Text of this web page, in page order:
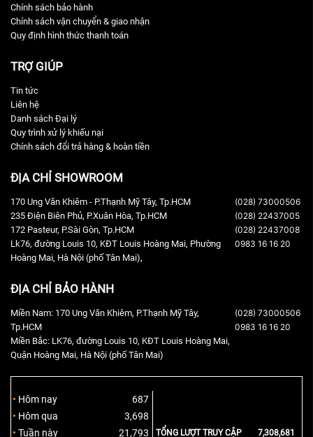
Chính sách bảo hành
Chính sách vận chuyển & giao nhận
Quy định hình thức thanh toán
TRỢ GIÚP
Tin tức
Liên hệ
Danh sách Đại lý
Quy trình xử lý khiếu nại
Chính sách đổi trả hàng & hoàn tiền
ĐỊA CHỈ SHOWROOM
170 Ung Văn Khiêm - P.Thạnh Mỹ Tây, Tp.HCM
235 Điện Biên Phủ, P.Xuân Hòa, Tp.HCM
172 Pasteur, P.Sài Gòn, Tp.HCM
Lk76, đường Louis 10, KĐT Louis Hoàng Mai, Phường
Hoàng Mai, Hà Nội (phố Tân Mai),
(028) 73000506
(028) 22437005
(028) 22437008
0983 16 16 20
ĐỊA CHỈ BẢO HÀNH
Miền Nam: 170 Ung Văn Khiêm, P.Thạnh Mỹ Tây,
Tp.HCM
Miền Bắc: LK76, đường Louis 10, KĐT Louis Hoàng Mai,
Quận Hoàng Mai, Hà Nội (phố Tân Mai)
(028) 73000506
0983 16 16 20
Hôm nay
687
Hôm qua
3,698
Tuần này
21,793 TỔNG LƯỢT TRUY CẬP 7,308,681